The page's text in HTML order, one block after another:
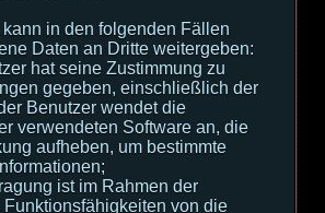
in den folgenden Fällen
Daten an Dritte weitergeben:
hat seine Zustimmung zu
gegeben, einschließlich der
Benutzer wendet die
verwendeten Software an, die
aufheben, um bestimmte
ist im Rahmen der
von die